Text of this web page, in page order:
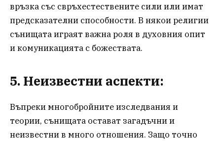
връзка със свръхестествените сили или имат
предсказателни способности. В някои религии
сънищата играят важна роля в духовния опит
и комуникацията с божествата.
5. Неизвестни аспекти:
Въпреки многобройните изследвания и
теории, сънищата остават загадъчни и
неизвестни в много отношения. Защо точно